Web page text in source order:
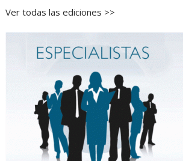
Ver todas las ediciones >>